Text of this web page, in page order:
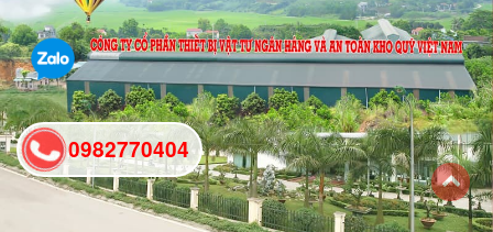
0982770404
back